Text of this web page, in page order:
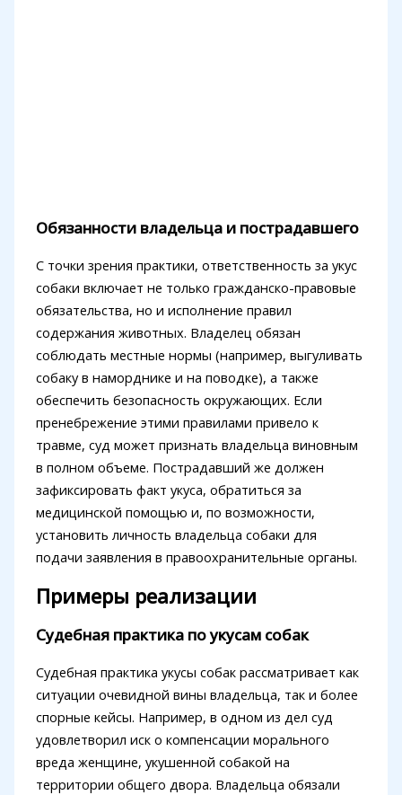
Обязанности владельца и пострадавшего
С точки зрения практики, ответственность за укус
собаки включает не только гражданско-правовые
обязательства, но и исполнение правил
содержания животных. Владелец обязан
соблюдать местные нормы (например, выгуливать
собаку в наморднике и на поводке), а также
обеспечить безопасность окружающих. Если
пренебрежение этими правилами привело к
травме, суд может признать владельца виновным
в полном объеме. Пострадавший же должен
зафиксировать факт укуса, обратиться за
медицинской помощью и, по возможности,
установить личность владельца собаки для
подачи заявления в правоохранительные органы.
Примеры реализации
Судебная практика по укусам собак
Судебная практика укусы собак рассматривает как
ситуации очевидной вины владельца, так и более
спорные кейсы. Например, в одном из дел суд
удовлетворил иск о компенсации морального
вреда женщине, укушенной собакой на
территории общего двора. Владельца обязали